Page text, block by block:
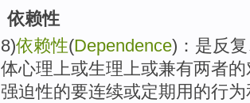
依赖性
8)依赖性(Dependence)：是反
体心理上或生理上或兼有两者
强迫性的要连续或定期用的行